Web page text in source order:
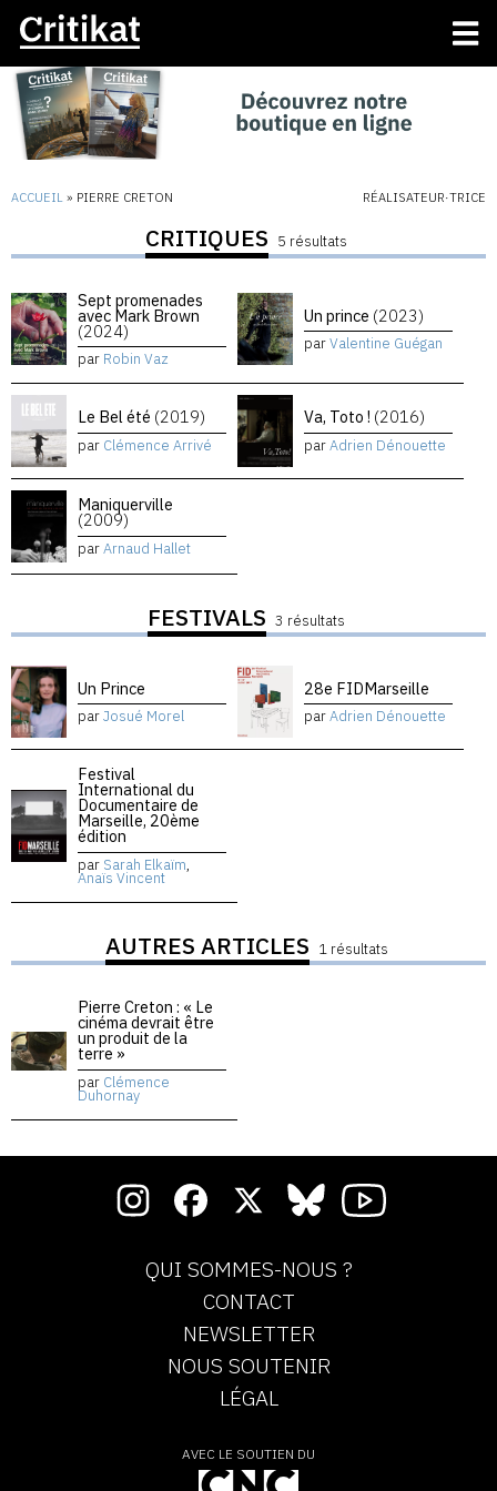
ACCUEIL » PIERRE CRETON RÉALISATEUR·TRICE
CRITIQUES 5 résultats
Sept promenades
avec Mark Brown
(2024)
par Robin Vaz
Un prince (2023)
parValentine Guégan
Le Bel été (2019)
par Clémence Arrivé
Va, Toto ! (2016)
parAdrien Dénouette
Maniquerville
(2009)
parArnaud Hallet
FESTIVALS 3 résultats
Un Prince
parJosué Morel
28e FIDMarseille
parAdrien Dénouette
Festival
International du
Documentaire de
Marseille, 20ème
édition
par Sarah Elkaïm,
Anaïs Vincent
AUTRES ARTICLES 1 résultats
Pierre Creton : « Le
cinéma devrait être
un produit de la
terre »
par Clémence
Duhornay
QUI SOMMES-NOUS ?
CONTACT
NEWSLETTER
NOUS SOUTENIR
LÉGAL
AVEC LE SOUTIEN DU